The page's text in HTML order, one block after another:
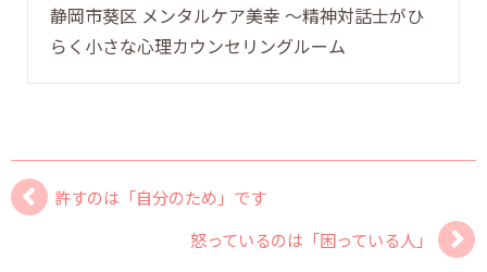
静岡市葵区 メンタルケア美幸 〜精神対話士がひ
らく小さな心理カウンセリングルーム
許すのは「自分のため」です
怒っているのは「困っている人」